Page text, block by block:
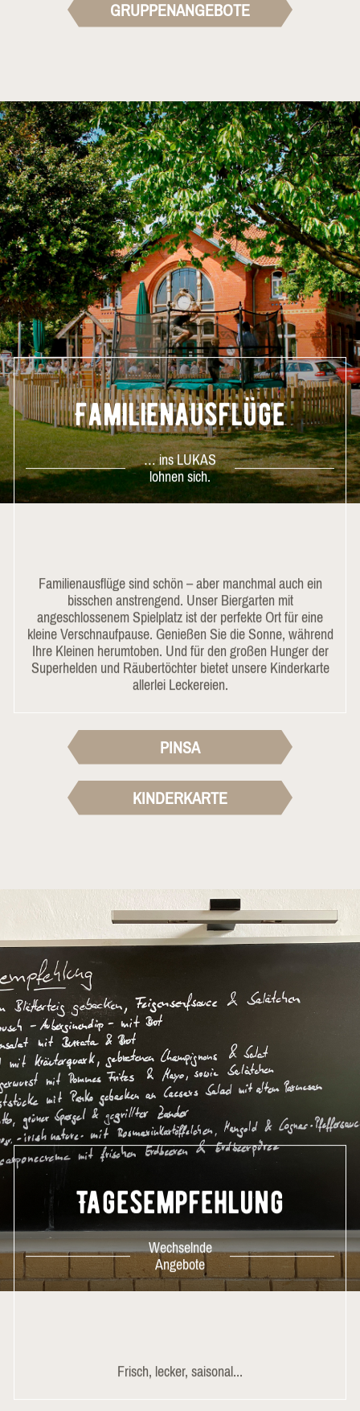
GRUPPENANGEBOTE
Familienausflüge
… ins LUKAS
lohnen sich.
Familienausflüge sind schön – aber manchmal auch ein
bisschen anstrengend. Unser Biergarten mit
angeschlossenem Spielplatz ist der perfekte Ort für eine
kleine Verschnaufpause. Genießen Sie die Sonne, während
Ihre Kleinen herumtoben. Und für den großen Hunger der
Superhelden und Räubertöchter bietet unsere Kinderkarte
allerlei Leckereien.
PINSA
KINDERKARTE
Tagesempfehlung
Wechselnde
Angebote
Frisch, lecker, saisonal...